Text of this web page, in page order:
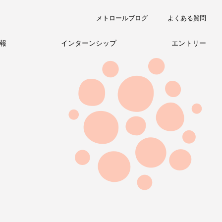
メトロールブログ よくある質問
インターンシップ エントリー